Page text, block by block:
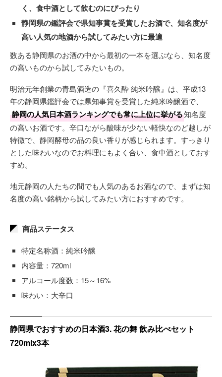
く、食中酒として飲むのにぴったり
静岡県の鑑評会で県知事賞を受賞したお酒で、知名度が
高い人気の地酒から試してみたい方に最適
数ある静岡県のお酒の中から最初の一本を選ぶなら、知名度
の高いものから試してみたいもの。
明治元年創業の青島酒造の『喜久酔 純米吟醸』は、平成13
年の静岡県鑑評会では県知事賞を受賞した純米吟醸酒で、
静岡の人気日本酒ランキングでも常に上位に挙がる知名度
の高いお酒です。辛口ながら酸味が少ない軽快なのど越しが
特徴で、静岡酵母の品の良い香りが感じられます。すっきり
とした味わいなのでお料理にもよく合い、食中酒としておす
すめ。
地元静岡の人たちの間でも人気のあるお酒なので、まずは知
名度の高い銘柄から試してみたい方におすすめです。
商品ステータス
特定名称酒：純米吟醸
内容量：720ml
アルコール度数：15～16%
味わい：大辛口
静岡県でおすすめの日本酒3. 花の舞 飲み比べセット
720mlx3本